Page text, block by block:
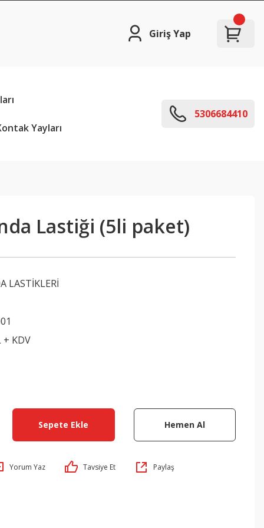
Giriş Yap
Yayları
5306684410
Lastiği (5li paket)
LASTİKLERİ
+ KDV
Sepete Ekle Hemen Al
Yorum Yaz Tavsiye Et Paylaş